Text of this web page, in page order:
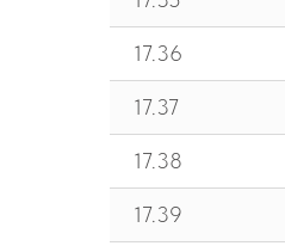
17.36
17.37
17.38
17.39